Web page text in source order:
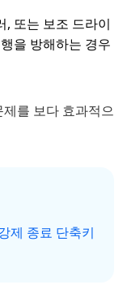
, 또는 보조 드라이
을 방해하는 경우
를 보다 효과적으
제 종료 단축키